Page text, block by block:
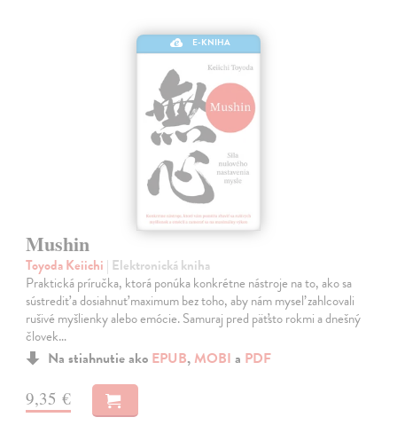
E-KNIHA
Mushin
Toyoda Keiichi | Elektronická kniha
Praktická príručka, ktorá ponúka konkrétne nástroje na to, ako sa
sústrediť a dosiahnuť maximum bez toho, aby nám myseľ zahlcovali
rušivé myšlienky alebo emócie. Samuraj pred päťsto rokmi a dnešný
človek…
Na stiahnutie ako EPUB, MOBI a PDF
9,35 €